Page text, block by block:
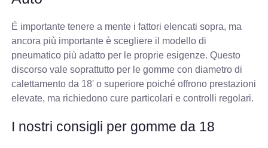
É importante tenere a mente i fattori elencati sopra, ma
ancora più importante è scegliere il modello di
pneumatico più adatto per le proprie esigenze. Questo
discorso vale soprattutto per le gomme con diametro di
calettamento da 18' o superiore poiché offrono prestazioni
elevate, ma richiedono cure particolari e controlli regolari.
I nostri consigli per gomme da 18